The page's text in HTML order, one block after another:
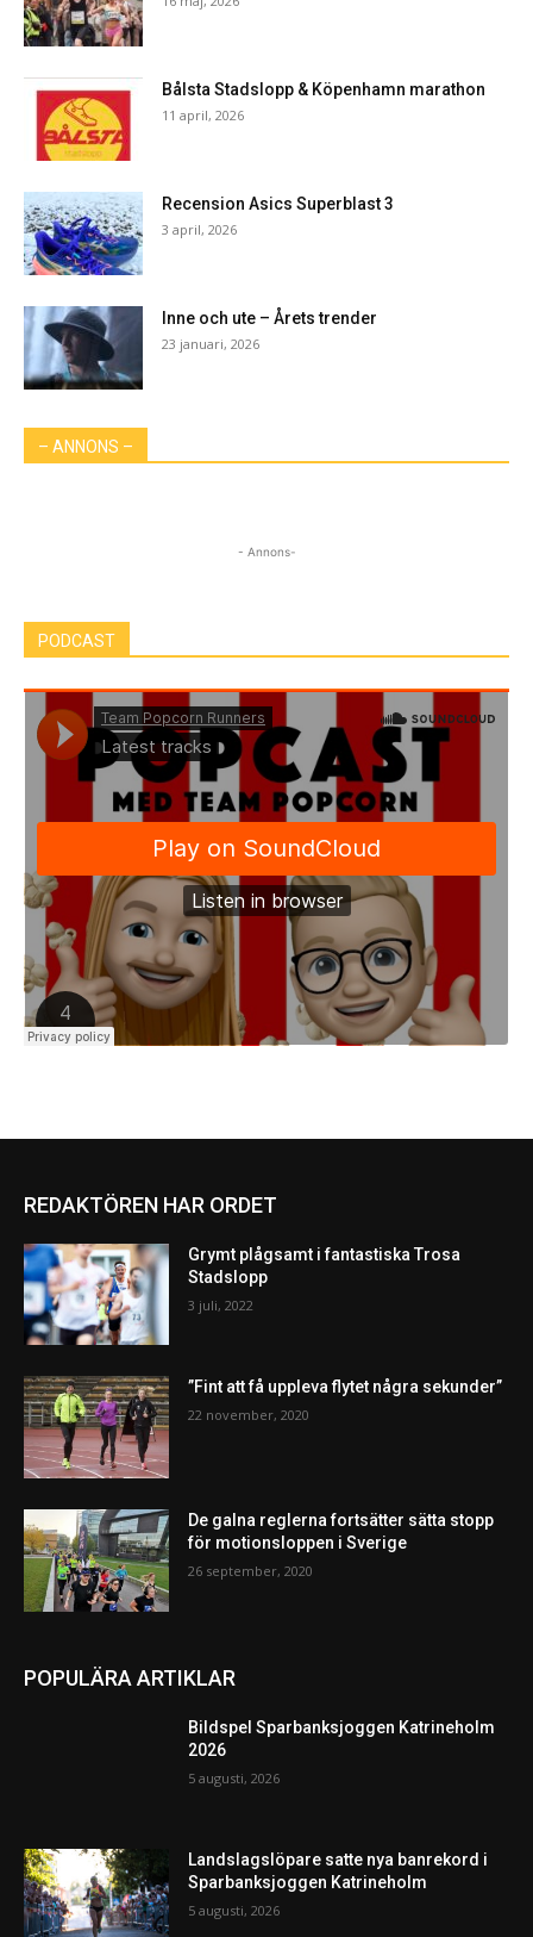
Bålsta Stadslopp & Köpenhamn marathon
11 april, 2026
Recension Asics Superblast 3
3 april, 2026
Inne och ute – Årets trender
23 januari, 2026
– ANNONS –
- Annons-
PODCAST
REDAKTÖREN HAR ORDET
Grymt plågsamt i fantastiska Trosa
Stadslopp
3 juli, 2022
”Fint att få uppleva flytet några sekunder”
22 november, 2020
De galna reglerna fortsätter sätta stopp
för motionsloppen i Sverige
26 september, 2020
POPULÄRA ARTIKLAR
Bildspel Sparbanksjoggen Katrineholm
2026
5 augusti, 2026
Landslagslöpare satte nya banrekord i
Sparbanksjoggen Katrineholm
5 augusti, 2026